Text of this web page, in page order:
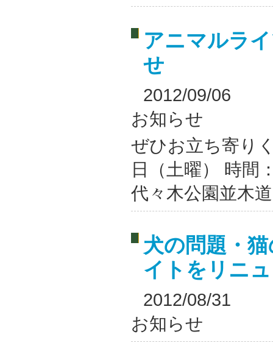
アニマルラ
せ
2012/09/06
お知らせ
ぜひお立ち寄り
日（土曜） 時間
代々木公園並木
犬の問題・
イトをリニ
2012/08/31
お知らせ